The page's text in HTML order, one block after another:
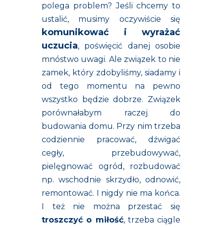
polega problem? Jeśli chcemy to
ustalić, musimy oczywiście się
komunikować i wyrażać
uczucia, poświęcić danej osobie
mnóstwo uwagi. Ale związek to nie
zamek, który zdobyliśmy, siadamy i
od tego momentu na pewno
wszystko będzie dobrze. Związek
porównałabym raczej do
budowania domu. Przy nim trzeba
codziennie pracować, dźwigać
cegły, przebudowywać,
pielęgnować ogród, rozbudować
np. wschodnie skrzydło, odnowić,
remontować. I nigdy nie ma końca.
I też nie można przestać się
troszczyć o miłość, trzeba ciągle